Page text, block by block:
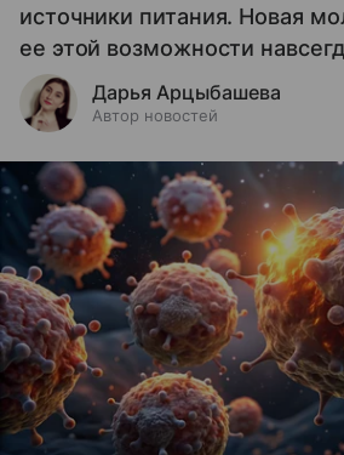
источники питания. Новая
ее этой возможности
Дарья Арцыбашева
Автор новостей